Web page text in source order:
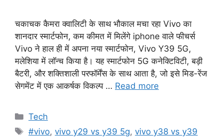
चकाचक कैमरा क्वालिटी के साथ भौकाल मचा रहा Vivo का
शानदार स्मार्टफोन, कम कीमत में मिलेंगे iphone वाले फीचर्स
Vivo ने हाल ही में अपना नया स्मार्टफोन, Vivo Y39 5G,
मलेशिया में लॉन्च किया है। यह स्मार्टफोन 5G कनेक्टिविटी, बड़ी
बैटरी, और शक्तिशाली परफॉर्मेंस के साथ आता है, जो इसे मिड-रेंज
सेगमेंट में एक आकर्षक विकल्प … Read more
Categories
Tech
Tags
#vivo,vivo y29 vs y39 5g,vivo y38 vs y39